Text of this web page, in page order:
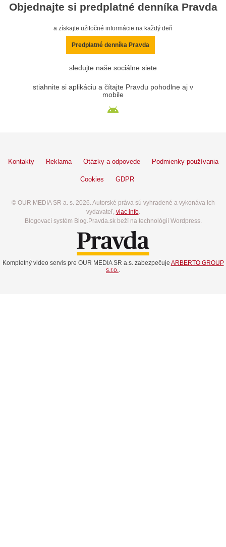
Objednajte si predplatné denníka Pravda
a získajte užitočné informácie na každý deň
Predplatné denníka Pravda
sledujte naše sociálne siete
stiahnite si aplikáciu a čítajte Pravdu pohodlne aj v
mobile
Kontakty Reklama Otázky a odpovede Podmienky používania
Cookies GDPR
© OUR MEDIA SR a. s. 2026. Autorské práva sú vyhradené a vykonáva ich
vydavateľ, viac info.
Blogovací systém Blog.Pravda.sk beží na technológií Wordpress.
Kompletný video servis pre OUR MEDIA SR a.s. zabezpečuje ARBERTO GROUP
s.r.o.